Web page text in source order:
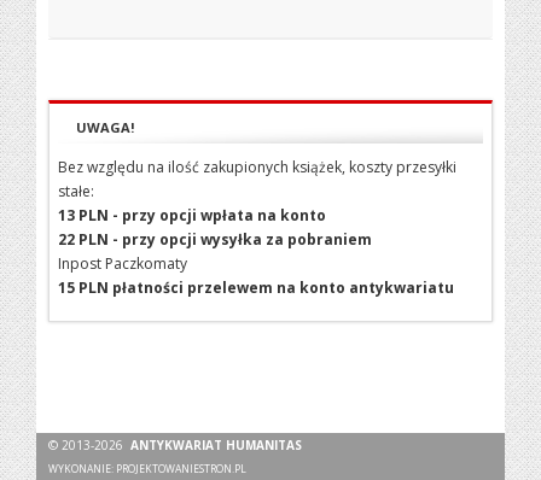
UWAGA!
Bez względu na ilość zakupionych książek, koszty przesyłki
stałe:
13 PLN - przy opcji wpłata na konto
22 PLN - przy opcji wysyłka za pobraniem
Inpost Paczkomaty
15 PLN płatności przelewem na konto antykwariatu
© 2013-2026ANTYKWARIAT HUMANITAS
WYKONANIE: PROJEKTOWANIESTRON.PL